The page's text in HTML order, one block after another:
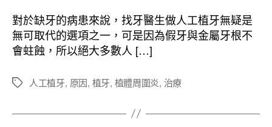
者
佈
日
期
對於缺牙的病患來說，找牙醫生做人工植牙無疑是
無可取代的選項之一，可是因為假牙與金屬牙根不
會蛀蝕，所以絕大多數人 […]
標
人工植牙, 原因, 植牙, 植體周圍炎, 治療